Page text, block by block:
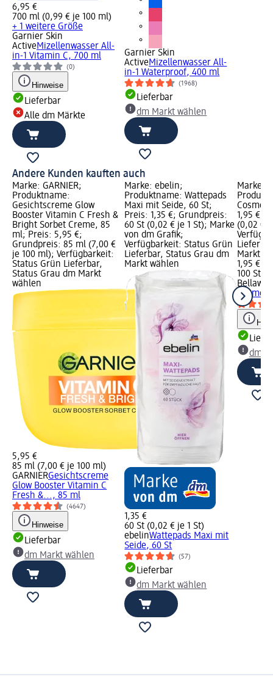
6,95 €
700 ml (0,99 € je 100 ml)
+ 1 weitere Größe
Garnier Skin
ActiveMizellenwasser All-
in-1 Vitamin C, 700 ml
(0)
Hinweise
Lieferbar
Alle dm Märkte
Garnier Skin
ActiveMizellenwasser All-
in-1 Waterproof, 400 ml
(1968)
Lieferbar
dm Markt wählen
Andere Kunden kauften auch
Marke: GARNIER;
Produktname:
Gesichtscreme Glow
Booster Vitamin C Fresh &
Bright Sorbet Creme, 85
ml; Preis: 5,95 €;
Grundpreis: 85 ml (7,00 €
je 100 ml); Verfügbarkeit:
Status Grün Lieferbar,
Status Grau dm Markt
wählen
5,95 €
85 ml (7,00 € je 100 ml)
GARNIERGesichtscreme
Glow Booster Vitamin C
Fresh &..., 85 ml
(4647)
Hinweise
Lieferbar
dm Markt wählen
Marke: ebelin;
Produktname: Wattepads
Maxi mit Seide, 60 St;
Preis: 1,35 €; Grundpreis:
60 St (0,02 € je 1 St); Marke
von dm Grafik;
Verfügbarkeit: Status Grün
Lieferbar, Status Grau dm
Markt wählen
1,35 €
60 St (0,02 € je 1 St)
ebelinWattepads Maxi mit
Seide, 60 St
(57)
Lieferbar
dm Markt wählen
Marke:
1,95 €;
(0,02 €
Markt
1,95 €
100 St
Bellawa
dm